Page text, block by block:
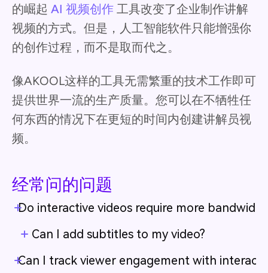
的崛起 AI 视频创作 工具改变了企业制作讲解
视频的方式。但是，人工智能软件只能增强你
的创作过程，而不是取而代之。
像AKOOL这样的工具无需繁重的技术工作即可
提供世界一流的生产质量。您可以在不牺牲任
何东西的情况下在更短的时间内创建讲解员视
频。
经常问的问题
Do interactive videos require more
Can I add subtitles to my video?
Can I track viewer engagement with